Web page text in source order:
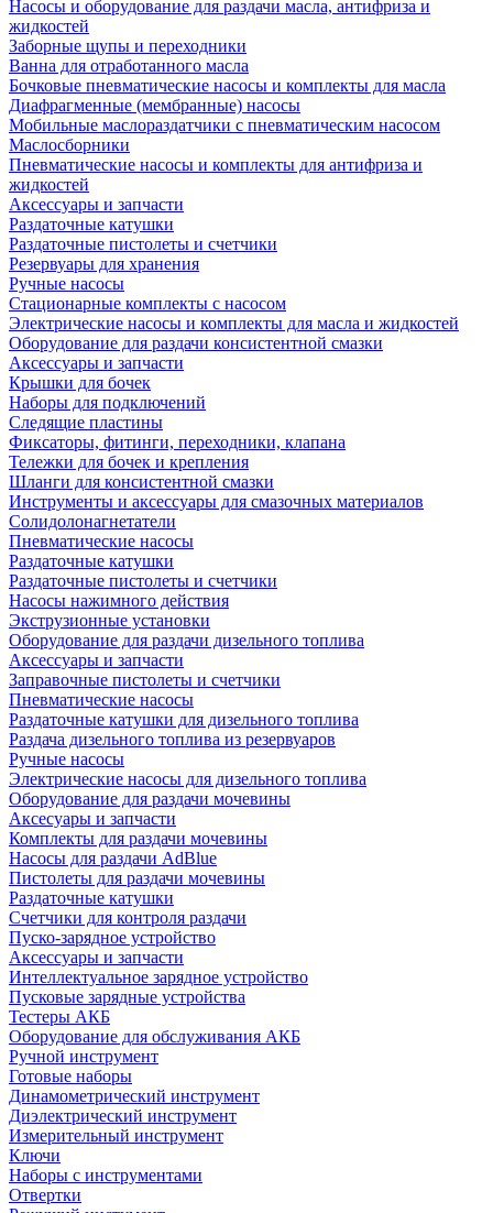
Насосы и оборудование для раздачи масла, антифриза и
жидкостей
Заборные щупы и переходники
Ванна для отработанного масла
Бочковые пневматические насосы и комплекты для масла
Диафрагменные (мембранные) насосы
Мобильные маслораздатчики с пневматическим насосом
Маслосборники
Пневматические насосы и комплекты для антифриза и
жидкостей
Аксессуары и запчасти
Раздаточные катушки
Раздаточные пистолеты и счетчики
Резервуары для хранения
Ручные насосы
Стационарные комплекты с насосом
Электрические насосы и комплекты для масла и жидкостей
Оборудование для раздачи консистентной смазки
Аксессуары и запчасти
Крышки для бочек
Наборы для подключений
Следящие пластины
Фиксаторы, фитинги, переходники, клапана
Тележки для бочек и крепления
Шланги для консистентной смазки
Инструменты и аксессуары для смазочных материалов
Солидолонагнетатели
Пневматические насосы
Раздаточные катушки
Раздаточные пистолеты и счетчики
Насосы нажимного действия
Экструзионные установки
Оборудование для раздачи дизельного топлива
Аксессуары и запчасти
Заправочные пистолеты и счетчики
Пневматические насосы
Раздаточные катушки для дизельного топлива
Раздача дизельного топлива из резервуаров
Ручные насосы
Электрические насосы для дизельного топлива
Оборудование для раздачи мочевины
Аксесуары и запчасти
Комплекты для раздачи мочевины
Насосы для раздачи AdBlue
Пистолеты для раздачи мочевины
Раздаточные катушки
Счетчики для контроля раздачи
Пуско-зарядное устройство
Аксессуары и запчасти
Интеллектуальное зарядное устройство
Пусковые зарядные устройства
Тестеры АКБ
Оборудование для обслуживания АКБ
Ручной инструмент
Готовые наборы
Динамометрический инструмент
Диэлектрический инструмент
Измерительный инструмент
Ключи
Наборы с инструментами
Отвертки